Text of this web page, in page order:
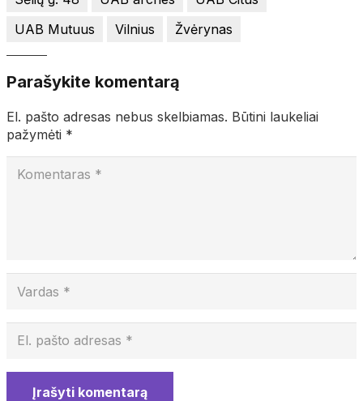
UAB Mutuus
Vilnius Žvėrynas
Parašykite komentarą
El. pašto adresas nebus skelbiamas. Būtini laukeliai
pažymėti *
Įrašyti komentarą